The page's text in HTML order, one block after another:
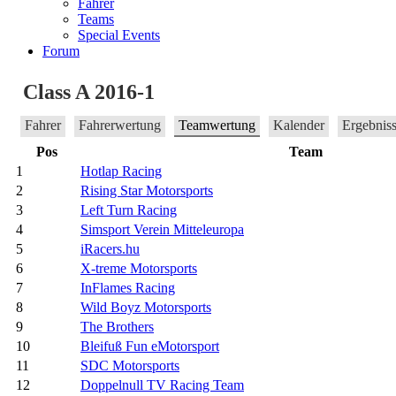
Teams
Special Events
Forum
Class A 2016-1
Fahrer Fahrerwertung Teamwertung Kalender
Pos
Team
1
Hotlap Racing
2
Rising Star Motorsports
3
Left Turn Racing
4
Simsport Verein Mitteleuropa
5
iRacers.hu
6
X-treme Motorsports
7
InFlames Racing
8
Wild Boyz Motorsports
9
The Brothers
10
Bleifuß Fun eMotorsport
11
SDC Motorsports
12
Doppelnull TV Racing Team